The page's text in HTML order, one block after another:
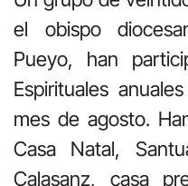
el obispo
Pueyo, han
Espirituales
mes de agosto.
Casa Natal,
Calasanz, casa